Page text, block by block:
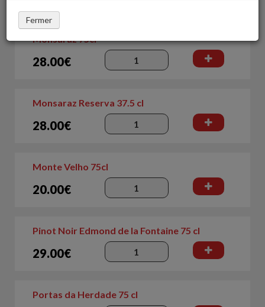
Fermer
Monsaraz 75cl
28.00€
Monsaraz Reserva 37.5 cl
28.00€
Monte Velho 75cl
20.00€
Pinot Noir Edmond de la Fontaine 75 cl
29.00€
Portas da Herdade 75 cl